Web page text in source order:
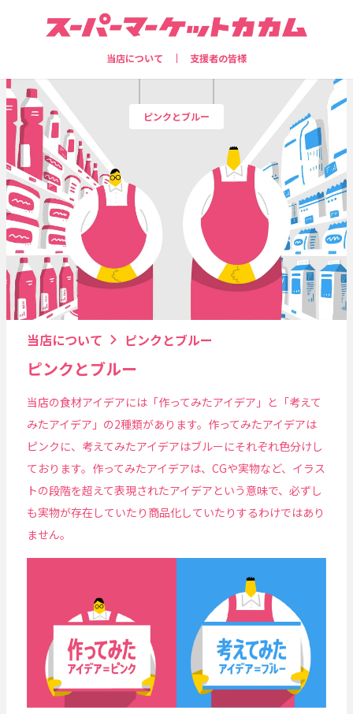
当店について 支援者の皆様
ピンクとブルー
当店について ピンクとブルー
ピンクとブルー
当店の食材アイデアには「作ってみたアイデア」と「考えて
みたアイデア」の2種類があります。作ってみたアイデアは
ピンクに、考えてみたアイデアはブルーにそれぞれ色分けし
ております。作ってみたアイデアは、CGや実物など、イラス
トの段階を超えて表現されたアイデアという意味で、必ずし
も実物が存在していたり商品化していたりするわけではあり
ません。